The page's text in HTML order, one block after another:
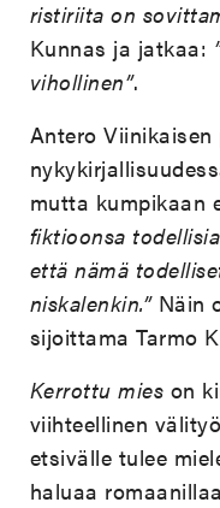
ristiriita on
Kunnas ja jatkaa:
vihollinen”.
Antero
mutta kumpikaan
fiktioonsa
että nämä
niskalenkin.”Näin
sijoittama Tarmo
Kerrottu mies on
viihteellinen
etsivälle tulee
haluaa